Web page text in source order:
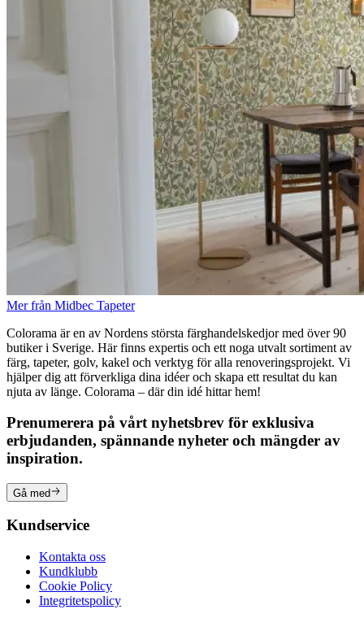
Mer från Midbec Tapeter
Colorama är en av Nordens största färghandelskedjor med över 90
butiker i Sverige. Här finns expertis och ett noga utvalt sortiment av
färg, tapeter, golv, kakel och verktyg för alla renoveringsprojekt. Vi
hjälper dig att förverkliga dina idéer och skapa ett resultat du kan
njuta av länge. Colorama – där din idé hittar hem!
Prenumerera på vårt nyhetsbrev för exklusiva
erbjudanden, spännande nyheter och mängder av
inspiration.
Gå med
Kundservice
Kontakta oss
Kundklubb
Cookie Policy
Integritetspolicy